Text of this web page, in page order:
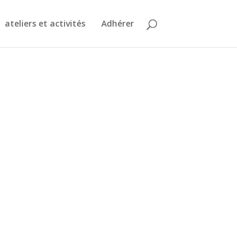
ateliers et activités Adhérer